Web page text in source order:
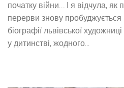
початку війни… І я відчула, як
перерви знову
біографії львівської
у дитинстві, жодного...